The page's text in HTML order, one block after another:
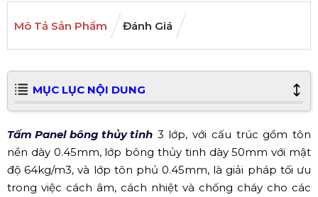
Mô Tả Sản Phẩm Đánh Giá
MỤC LỤC NỘI DUNG
Tấm Panel bông thủy tinh 3 lớp, với cấu trúc gồm tôn
nền dày 0.45mm, lớp bông thủy tinh dày 50mm với mật
độ 64kg/m3, và lớp tôn phủ 0.45mm, là giải pháp tối ưu
trong việc cách âm, cách nhiệt và chống cháy cho các